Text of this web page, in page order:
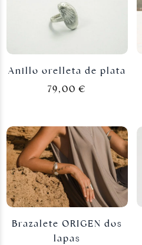
Anillo orelleta de plata
79,00€
Brazalete ORIGEN dos
lapas